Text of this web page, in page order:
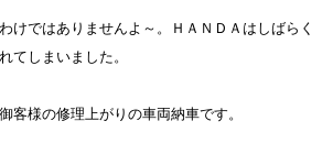
けではありませんよ～。ＨＡＮＤＡはしばらく
てしまいました。
客様の修理上がりの車両納車です。